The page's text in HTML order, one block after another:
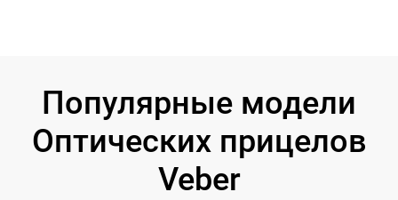
Популярные модели
Оптических прицелов
Veber